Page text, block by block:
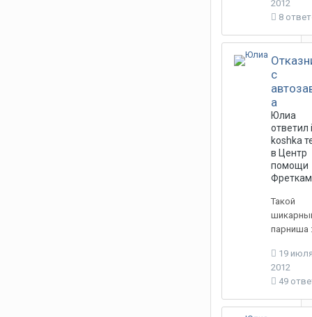
2012
8
c
а
Юлиа
ответил
koshka
в Центр
помощи
Фреткам
Такой
парниша
19
2012
49